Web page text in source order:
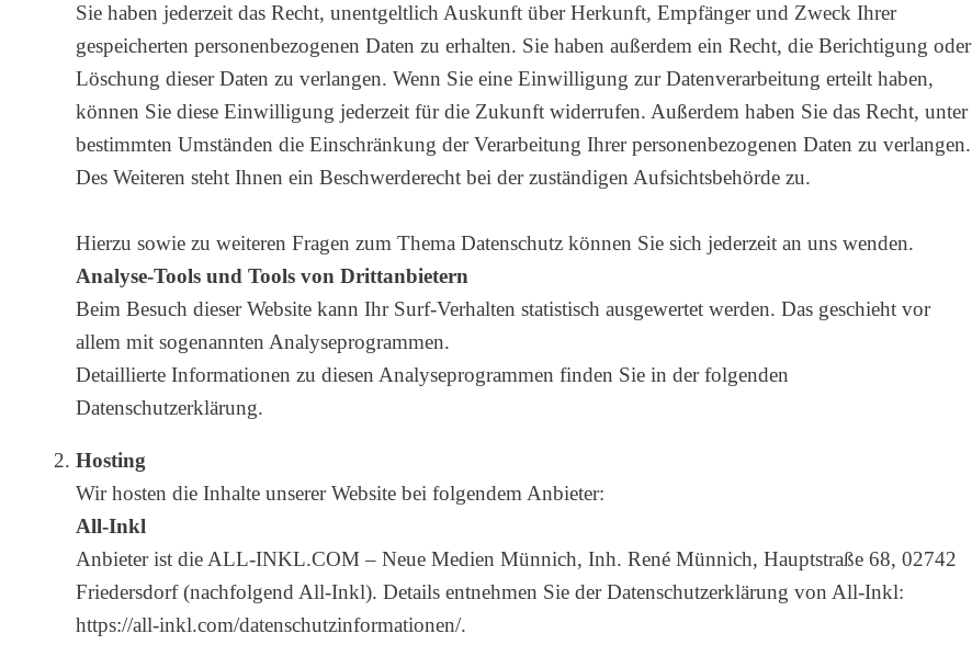
Sie haben jederzeit das Recht, unentgeltlich Auskunft über Herkunft, Empfänger und Zweck Ihrer
gespeicherten personenbezogenen Daten zu erhalten. Sie haben außerdem ein Recht, die Berichtigung oder
Löschung dieser Daten zu verlangen. Wenn Sie eine Einwilligung zur Datenverarbeitung erteilt haben,
können Sie diese Einwilligung jederzeit für die Zukunft widerrufen. Außerdem haben Sie das Recht, unter
bestimmten Umständen die Einschränkung der Verarbeitung Ihrer personenbezogenen Daten zu verlangen.
Des Weiteren steht Ihnen ein Beschwerderecht bei der zuständigen Aufsichtsbehörde zu.
Hierzu sowie zu weiteren Fragen zum Thema Datenschutz können Sie sich jederzeit an uns wenden.
Analyse-Tools und Tools von Drittanbietern
Beim Besuch dieser Website kann Ihr Surf-Verhalten statistisch ausgewertet werden. Das geschieht vor
allem mit sogenannten Analyseprogrammen.
Detaillierte Informationen zu diesen Analyseprogrammen finden Sie in der folgenden
Datenschutzerklärung.
Hosting
Wir hosten die Inhalte unserer Website bei folgendem Anbieter:
All-Inkl
Anbieter ist die ALL-INKL.COM – Neue Medien Münnich, Inh. René Münnich, Hauptstraße 68, 02742
Friedersdorf (nachfolgend All-Inkl). Details entnehmen Sie der Datenschutzerklärung von All-Inkl:
https://all-inkl.com/datenschutzinformationen/.